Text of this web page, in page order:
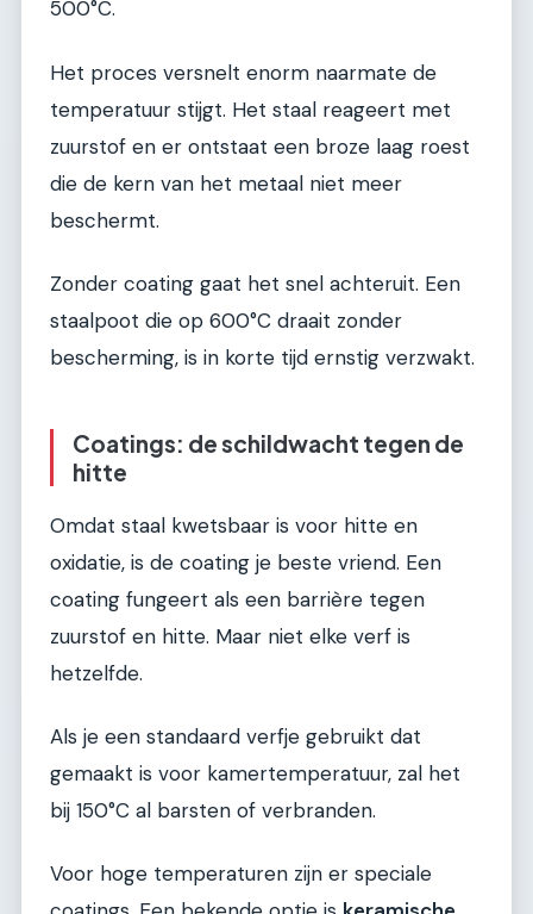
500°C.
Het proces versnelt enorm naarmate de
temperatuur stijgt. Het staal reageert met
zuurstof en er ontstaat een broze laag roest
die de kern van het metaal niet meer
beschermt.
Zonder coating gaat het snel achteruit. Een
staalpoot die op 600°C draait zonder
bescherming, is in korte tijd ernstig verzwakt.
Coatings: de schildwacht tegen de
hitte
Omdat staal kwetsbaar is voor hitte en
oxidatie, is de coating je beste vriend. Een
coating fungeert als een barrière tegen
zuurstof en hitte. Maar niet elke verf is
hetzelfde.
Als je een standaard verfje gebruikt dat
gemaakt is voor kamertemperatuur, zal het
bij 150°C al barsten of verbranden.
Voor hoge temperaturen zijn er speciale